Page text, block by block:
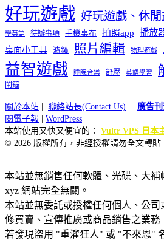
好玩遊戲 好玩遊戲、休閒
學英語 待辦事項 手機桌布 拍照app 播放
桌面小工具 濾鏡 照片編輯 物理遊戲
益智遊戲 睡眠音樂 舒壓 英語學習
鬧鐘
關於本站 聯絡站長(Contact Us) 廣告
閱電子報
WordPress
本站使用又快又便宜的： Vultr VPS 日本
© 2026 版權所有，非經授權請勿全文轉貼
本站並無銷售任何軟體、光碟、大
xyz 網站完全無關。
本站並無委託或授權任何個人、公
修買賣、宣傳推廣或商品銷售之業務
若發現盜用 "重灌狂人" 或 "不來恩"